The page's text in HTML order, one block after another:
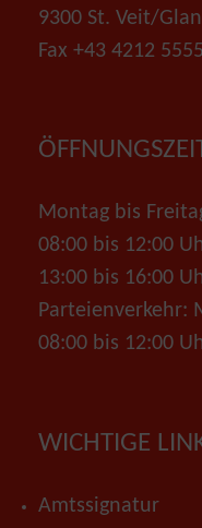
9300 St. Veit/Glan
Fax +43 4212
Montag bis
08:00 bis 12:00
13:00 bis 16:00
Parteienverkehr:
08:00 bis 12:00
WICHTIGE
Amtssignatur